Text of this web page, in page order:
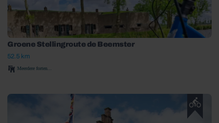
Groene Stellingroute de Beemster
52.5 km
Meerdere forten...